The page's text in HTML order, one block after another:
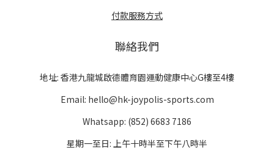
付款服務方式
聯絡我們
地址: 香港九龍城啟德體育園運動健康中心G樓至4樓
Email: hello@hk-joypolis-sports.com
Whatsapp: (852) 6683 7186
星期一至日: 上午十時半至下午八時半